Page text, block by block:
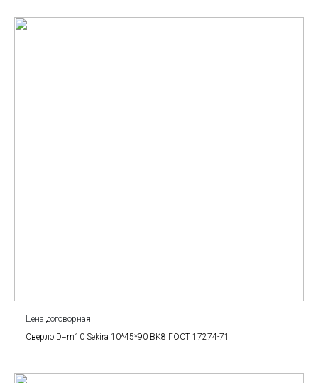
Цена договорная
Сверло D=m10 Sekira 10*45*90 BK8 ГОСТ 17274-71